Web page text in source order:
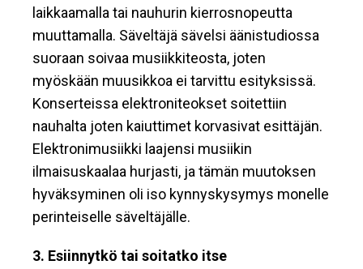
laikkaamalla tai nauhurin kierrosnopeutta
muuttamalla. Säveltäjä sävelsi äänistudiossa
suoraan soivaa musiikkiteosta, joten
myöskään muusikkoa ei tarvittu esityksissä.
Konserteissa elektroniteokset soitettiin
nauhalta joten kaiuttimet korvasivat esittäjän.
Elektronimusiikki laajensi musiikin
ilmaisuskaalaa hurjasti, ja tämän muutoksen
hyväksyminen oli iso kynnyskysymys monelle
perinteiselle säveltäjälle.
3. Esiinnytkö tai soitatko itse